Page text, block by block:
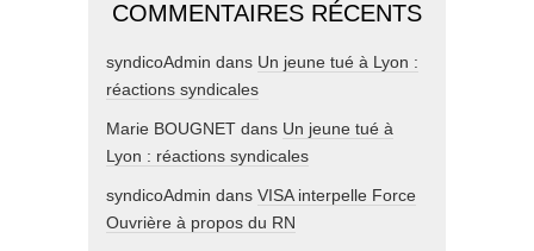
COMMENTAIRES RÉCENTS
syndicoAdmin dans Un jeune tué à Lyon :
réactions syndicales
Marie BOUGNET dans Un jeune tué à
Lyon : réactions syndicales
syndicoAdmin dans VISA interpelle Force
Ouvrière à propos du RN